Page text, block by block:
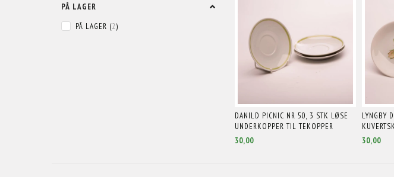
PÅ LAGER
PÅ LAGER (2)
DANILD PICNIC NR 50, 3 STK LØSE
UNDERKOPPER TIL TEKOPPER
30,00
LYNGBY
30,00